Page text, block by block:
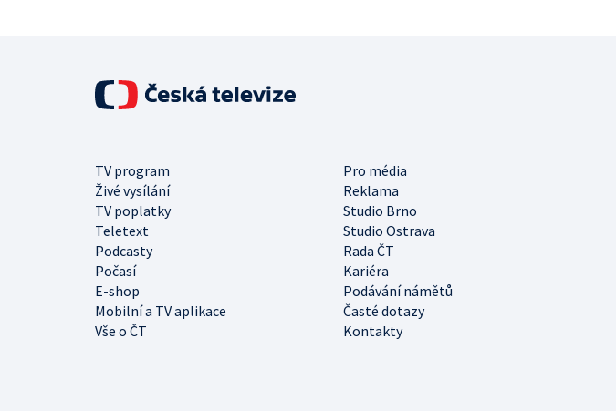
TV program
Pro média
Živé vysílání
Reklama
TV poplatky
Studio Brno
Teletext
Studio Ostrava
Podcasty
Rada ČT
Počasí
Kariéra
E-shop
Podávání námětů
Mobilní a TV aplikace
Časté dotazy
Vše o ČT
Kontakty